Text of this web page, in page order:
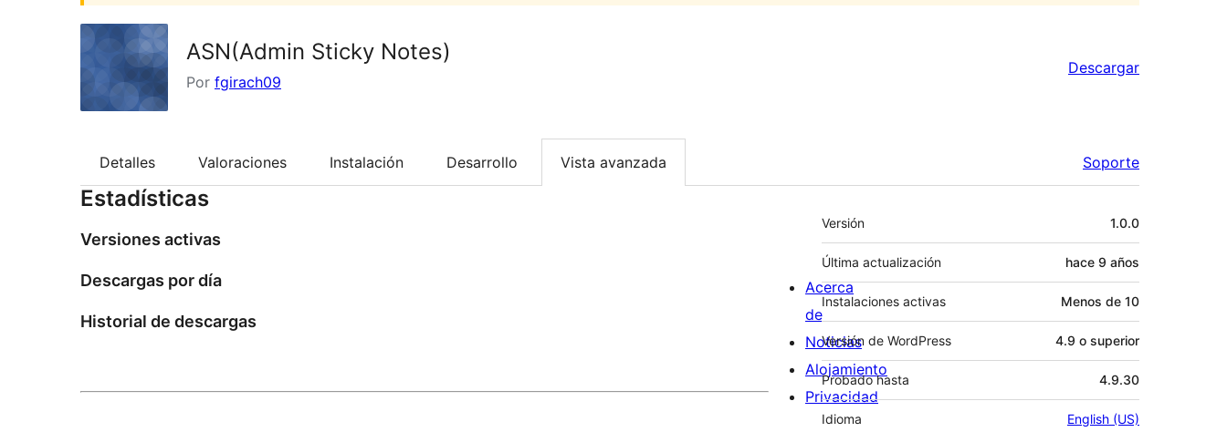
ASN(Admin Sticky Notes)
Por fgirach09
Descargar
Detalles Valoraciones Instalación Desarrollo Vista avanzada Soporte
Estadísticas
Versiones activas
Descargas por día
Historial de descargas
Meta
Versión 1.0.0
Última actualización hace 9 años
Instalaciones activas Menos de 10
Versión de WordPress 4.9 o superior
Probado hasta 4.9.30
Idioma English (US)
Acerca
de
Noticias
Alojamiento
Privacidad